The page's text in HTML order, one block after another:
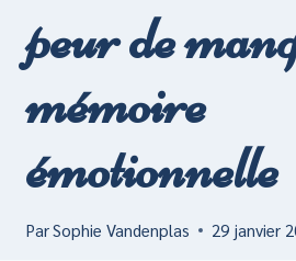
peur de
mémoire
émotionnelle
ParSophie Vandenplas 29 janvier